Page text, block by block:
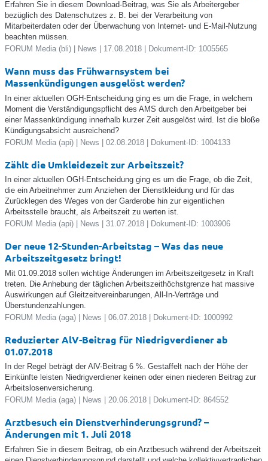
Erfahren Sie in diesem Download-Beitrag, was Sie als Arbeitergeber
bezüglich des Datenschutzes z. B. bei der Verarbeitung von
Mitarbeiterdaten oder der Überwachung von Internet- und E-Mail-Nutzung
beachten müssen.
FORUM Media (bli) | News | 17.08.2018 | Dokument-ID: 1005565
Wann muss das Frühwarnsystem bei
Massenkündigungen ausgelöst werden?
In einer aktuellen OGH-Entscheidung ging es um die Frage, in welchem
Moment die Verständigungspflicht des AMS durch den Arbeitgeber bei
einer Massenkündigung innerhalb kurzer Zeit ausgelöst wird. Ist die bloße
Kündigungsabsicht ausreichend?
FORUM Media (api) | News | 02.08.2018 | Dokument-ID: 1004133
Zählt die Umkleidezeit zur Arbeitszeit?
In einer aktuellen OGH-Entscheidung ging es um die Frage, ob die Zeit,
die ein Arbeitnehmer zum Anziehen der Dienstkleidung und für das
Zurücklegen des Weges von der Garderobe hin zur eigentlichen
Arbeitsstelle braucht, als Arbeitszeit zu werten ist.
FORUM Media (api) | News | 31.07.2018 | Dokument-ID: 1003906
Der neue 12-Stunden-Arbeitstag – Was das neue
Arbeitszeitgesetz bringt!
Mit 01.09.2018 sollen wichtige Änderungen im Arbeitszeitgesetz in Kraft
treten. Die Anhebung der täglichen Arbeitszeithöchstgrenze hat massive
Auswirkungen auf Gleitzeitvereinbarungen, All-In-Verträge und
Überstundenzahlungen.
FORUM Media (aga) | News | 06.07.2018 | Dokument-ID: 1000992
Reduzierter AlV-Beitrag für Niedrigverdiener ab
01.07.2018
In der Regel beträgt der AlV-Beitrag 6 %. Gestaffelt nach der Höhe der
Einkünfte leisten Niedrigverdiener keinen oder einen niederen Beitrag zur
Arbeitslosenversicherung.
FORUM Media (aga) | News | 20.06.2018 | Dokument-ID: 864552
Arztbesuch ein Dienstverhinderungsgrund? –
Änderungen mit 1. Juli 2018
Erfahren Sie in diesem Beitrag, ob ein Arztbesuch während der Arbeitszeit